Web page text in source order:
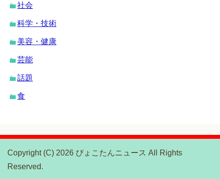
社会
科学・技術
美容・健康
芸能
話題
食
Copyright (C) 2026 ぴょこたんニュース All Rights
Reserved.